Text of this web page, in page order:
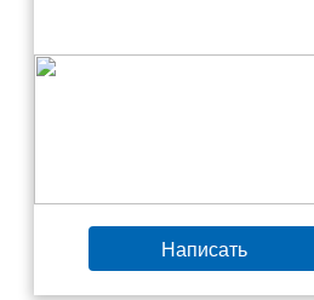
Написать